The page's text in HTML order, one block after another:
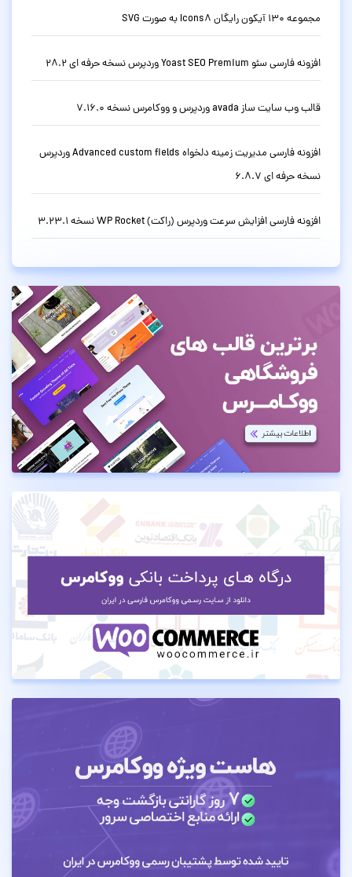
مجموعه 130 آیکون رایگان Icons8 به صورت SVG
افزونه فارسی سئو Yoast SEO Premium وردپرس نسخه حرفه ای 28.2
قالب وب سایت ساز avada وردپرس و ووکامرس نسخه 7.16.0
افزونه فارسی مدیریت زمینه دلخواه Advanced custom fields وردپرس
نسخه حرفه ای 6.8.7
افزونه فارسی افزایش سرعت وردپرس (راکت) WP Rocket نسخه 3.23.1